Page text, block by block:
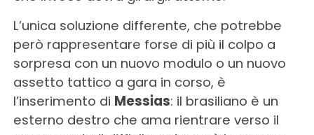
L’unica soluzione differente, che potrebbe
però rappresentare forse di più il colpo a
sorpresa con un nuovo modulo o un nuovo
assetto tattico a gara in corso, è
l’inserimento di Messias: il brasiliano è un
esterno destro che ama rientrare verso il